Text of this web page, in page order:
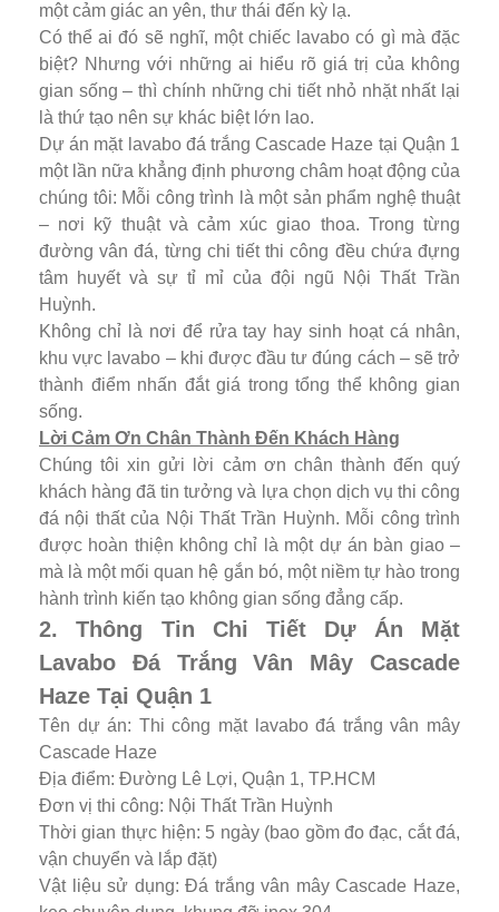
một cảm giác an yên, thư thái đến kỳ lạ.
Có thể ai đó sẽ nghĩ, một chiếc lavabo có gì mà đặc
biệt? Nhưng với những ai hiểu rõ giá trị của không
gian sống – thì chính những chi tiết nhỏ nhặt nhất lại
là thứ tạo nên sự khác biệt lớn lao.
Dự án mặt lavabo đá trắng Cascade Haze tại Quận 1
một lần nữa khẳng định phương châm hoạt động của
chúng tôi: Mỗi công trình là một sản phẩm nghệ thuật
– nơi kỹ thuật và cảm xúc giao thoa. Trong từng
đường vân đá, từng chi tiết thi công đều chứa đựng
tâm huyết và sự tỉ mỉ của đội ngũ Nội Thất Trần
Huỳnh.
Không chỉ là nơi để rửa tay hay sinh hoạt cá nhân,
khu vực lavabo – khi được đầu tư đúng cách – sẽ trở
thành điểm nhấn đắt giá trong tổng thể không gian
sống.
Lời Cảm Ơn Chân Thành Đến Khách Hàng
Chúng tôi xin gửi lời cảm ơn chân thành đến quý
khách hàng đã tin tưởng và lựa chọn dịch vụ thi công
đá nội thất của Nội Thất Trần Huỳnh. Mỗi công trình
được hoàn thiện không chỉ là một dự án bàn giao –
mà là một mối quan hệ gắn bó, một niềm tự hào trong
hành trình kiến tạo không gian sống đẳng cấp.
2. Thông Tin Chi Tiết Dự Án Mặt
Lavabo Đá Trắng Vân Mây Cascade
Haze Tại Quận 1
Tên dự án: Thi công mặt lavabo đá trắng vân mây
Cascade Haze
Địa điểm: Đường Lê Lợi, Quận 1, TP.HCM
Đơn vị thi công: Nội Thất Trần Huỳnh
Thời gian thực hiện: 5 ngày (bao gồm đo đạc, cắt đá,
vận chuyển và lắp đặt)
Vật liệu sử dụng: Đá trắng vân mây Cascade Haze,